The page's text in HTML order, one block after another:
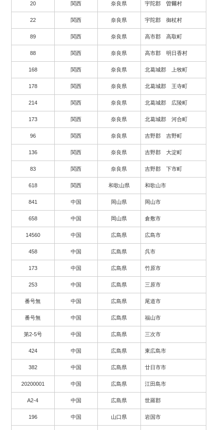
20 関西 奈良県 宇陀郡 曽爾村
22 関西 奈良県 宇陀郡 御杖村
89 関西 奈良県 高市郡 高取町
88 関西 奈良県 高市郡 明日香村
168 関西 奈良県 北葛城郡 上牧町
178 関西 奈良県 北葛城郡 王寺町
214 関西 奈良県 北葛城郡 広陵町
173 関西 奈良県 北葛城郡 河合町
96 関西 奈良県 吉野郡 吉野町
136 関西 奈良県 吉野郡 大淀町
83 関西 奈良県 吉野郡 下市町
618 関西 和歌山県 和歌山市
841 中国 岡山県 岡山市
658 中国 岡山県 倉敷市
14560 中国 広島県 広島市
458 中国 広島県 呉市
173 中国 広島県 竹原市
253 中国 広島県 三原市
番号無 中国 広島県 尾道市
番号無 中国 広島県 福山市
第2-5号 中国 広島県 三次市
424 中国 広島県 東広島市
382 中国 広島県 廿日市市
20200001 中国 広島県 江田島市
A2-4 中国 広島県 世羅郡
196 中国 山口県 岩国市